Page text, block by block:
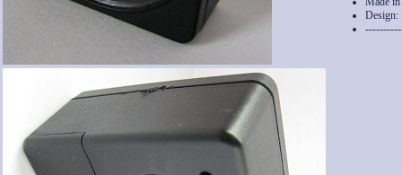
Design: